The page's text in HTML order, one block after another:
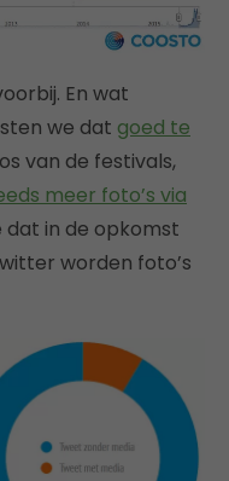
En wat
we dat goed te
van de festivals,
meer foto’s via
dat in de opkomst
worden foto’s